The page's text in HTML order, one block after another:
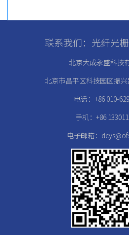
联系我们：光纤光
北京大成永盛科技
北京市昌平区科技园区振兴
电话：+86 010-
手机：+86
电子邮箱：